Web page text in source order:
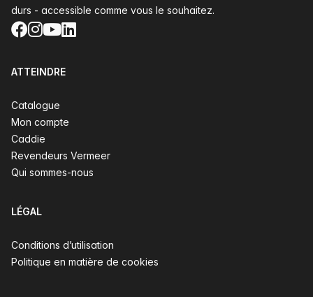
durs - accessible comme vous le souhaitez.
Facebook
Instagram
YouTube
LinkedIn
ATTEINDRE
Catalogue
Mon compte
Caddie
Revendeurs Vermeer
Qui sommes-nous
LÉGAL
Conditions d’utilisation
Politique en matière de cookies